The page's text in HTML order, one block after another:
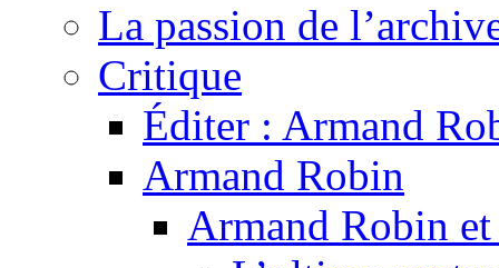
La passion de
Critique
Éditer : Armand
Armand Robin
Armand Robin